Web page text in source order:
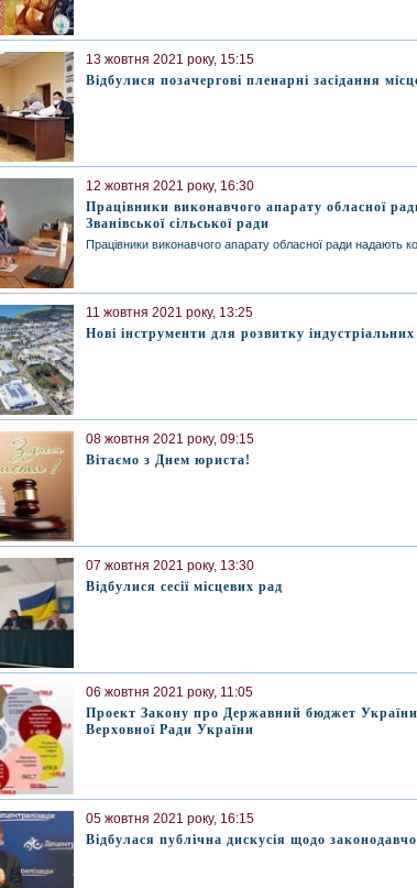
13 жовтня 2021 року, 15:15
Відбулися позачергові пленарні засідання
12 жовтня 2021 року, 16:30
Працівники виконавчого апарату обласної
Званівської сільської ради
Працівники виконавчого апарату обласної ради надають
11 жовтня 2021 року, 13:25
Нові інструменти для розвитку індустріальних
08 жовтня 2021 року, 09:15
Вітаємо з Днем юриста!
07 жовтня 2021 року, 13:30
Відбулися сесії місцевих рад
06 жовтня 2021 року, 11:05
Проект Закону про Державний бюджет України
Верховної Ради України
05 жовтня 2021 року, 16:15
Відбулася публічна дискусія щодо